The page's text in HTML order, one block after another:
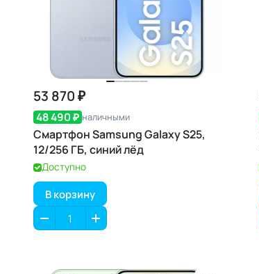
53 870 ₽
48 490 ₽ наличными
Смартфон Samsung Galaxy S25,
12/256 ГБ, синий лёд
Доступно
В корзину